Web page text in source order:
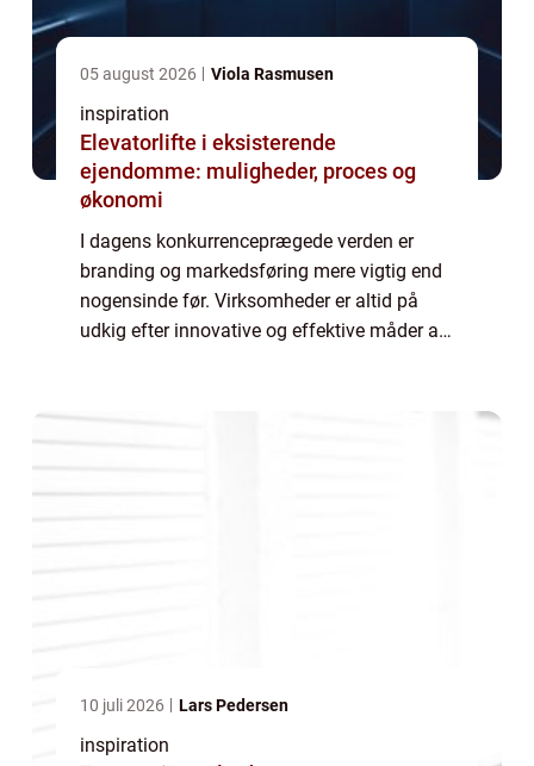
05 august 2026 Viola Rasmusen
inspiration
Elevatorlifte i eksisterende
ejendomme: muligheder, proces og
økonomi
I dagens konkurrenceprægede verden er
branding og markedsføring mere vigtig end
nogensinde før. Virksomheder er altid på
udkig efter innovative og effektive måder at
10 juli 2026 Lars Pedersen
inspiration